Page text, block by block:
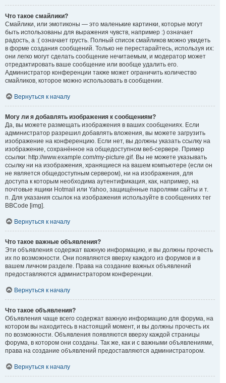
Что такое смайлики?
Смайлики, или эмотиконы — это маленькие картинки, которые могут
быть использованы для выражения чувств, например :) означает
радость, а :( означает грусть. Полный список смайликов можно увидеть
в форме создания сообщений. Только не перестарайтесь, используя их:
они легко могут сделать сообщение нечитаемым, и модератор может
отредактировать ваше сообщение или вообще удалить его.
Администратор конференции также может ограничить количество
смайликов, которое можно использовать в сообщении.
Вернуться к началу
Могу ли я добавлять изображения к сообщениям?
Да, вы можете размещать изображения в ваших сообщениях. Если
администратор разрешил добавлять вложения, вы можете загрузить
изображение на конференцию. Если нет, вы должны указать ссылку на
изображение, сохранённое на общедоступном веб-сервере. Пример
ссылки: http://www.example.com/my-picture.gif. Вы не можете указывать
ссылку ни на изображения, хранящиеся на вашем компьютере (если он
не является общедоступным сервером), ни на изображения, для
доступа к которым необходима аутентификация, как, например, на
почтовые ящики Hotmail или Yahoo, защищённые паролями сайты и т.
п. Для указания ссылок на изображения используйте в сообщениях тег
BBCode [img].
Вернуться к началу
Что такое важные объявления?
Эти объявления содержат важную информацию, и вы должны прочесть
их по возможности. Они появляются вверху каждого из форумов и в
вашем личном разделе. Права на создание важных объявлений
предоставляются администратором конференции.
Вернуться к началу
Что такое объявления?
Объявления чаще всего содержат важную информацию для форума, на
котором вы находитесь в настоящий момент, и вы должны прочесть их
по возможности. Объявления появляются вверху каждой страницы
форума, в котором они созданы. Так же, как и с важными объявлениями,
права на создание объявлений предоставляются администратором.
Вернуться к началу